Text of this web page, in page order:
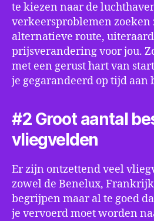
te kiezen naar de
verkeersproblemen zoeken
alternatieve route,
prijsverandering voor jou.
met een gerust hart van
je gegarandeerd op tijd aan
#2 Groot aantal
vliegvelden
Er zijn ontzettend veel
zowel de Benelux,
begrijpen maar al te goed
je vervoerd moet worden